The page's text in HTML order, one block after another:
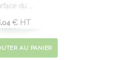
du ...
04 € HT
AU PANIER